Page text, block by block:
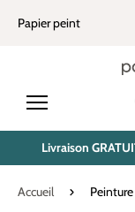
principal
Papier peint
Livraison
Accueil Peinture